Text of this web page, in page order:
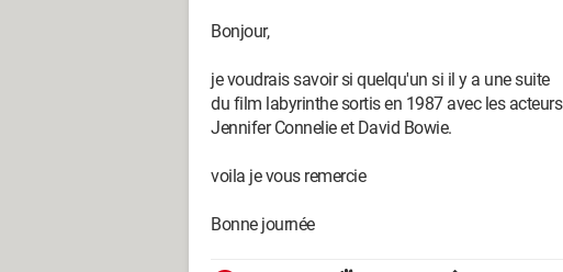
Bonjour,
je voudrais savoir si quelqu'un si il y a une suite
du film labyrinthe sortis en 1987 avec les acteurs
Jennifer Connelie et David Bowie.
voila je vous remercie
Bonne journée